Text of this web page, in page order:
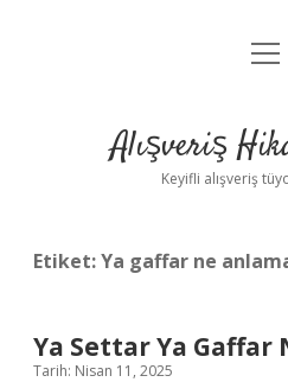
Yasal
Alışveriş
Keyifli alışveriş
Etiket:Ya gaffar ne
Ya Settar Ya Gaffar
Tarih: Nisan 11, 2025